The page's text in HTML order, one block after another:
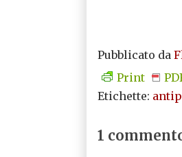
Pubblicato da
Print
Etichette:
1